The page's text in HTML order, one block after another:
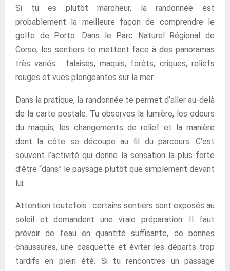
Si tu es plutôt marcheur, la randonnée est
probablement la meilleure façon de comprendre le
golfe de Porto. Dans le Parc Naturel Régional de
Corse, les sentiers te mettent face à des panoramas
très variés : falaises, maquis, forêts, criques, reliefs
rouges et vues plongeantes sur la mer.
Dans la pratique, la randonnée te permet d’aller au-delà
de la carte postale. Tu observes la lumière, les odeurs
du maquis, les changements de relief et la manière
dont la côte se découpe au fil du parcours. C’est
souvent l’activité qui donne la sensation la plus forte
d’être “dans” le paysage plutôt que simplement devant
lui.
Attention toutefois : certains sentiers sont exposés au
soleil et demandent une vraie préparation. Il faut
prévoir de l’eau en quantité suffisante, de bonnes
chaussures, une casquette et éviter les départs trop
tardifs en plein été. Si tu rencontres un passage